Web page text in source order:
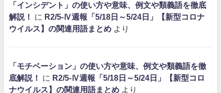
「インシデント」の使い方や意味、例文や類義語を徹底
解説！
に R2/5-Ⅳ週報「5/18日～5/24日」【新型コロナ
ウイルス】の関連用語まとめ より
「モチベーション」の使い方や意味、例文や類義語を徹
底解説！
に R2/5-Ⅳ週報「5/18日～5/24日」【新型コロ
ナウイルス】の関連用語まとめ より